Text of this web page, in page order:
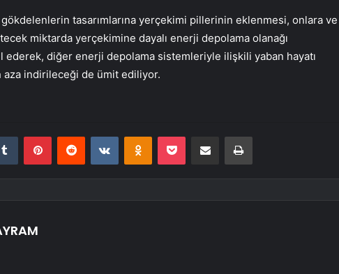
tasarımlarına yerçekimi pillerinin eklenmesi, onlara ve
miktarda yerçekimine dayalı enerji depolama olanağı
ederek, diğer enerji depolama sistemleriyle ilişkili yaban hayatı
indirileceği de ümit ediliyor.
Tumblr PinterestReddit VKontakteOdnoklassniki
Pocket E-Posta ile paylaş Yazdır